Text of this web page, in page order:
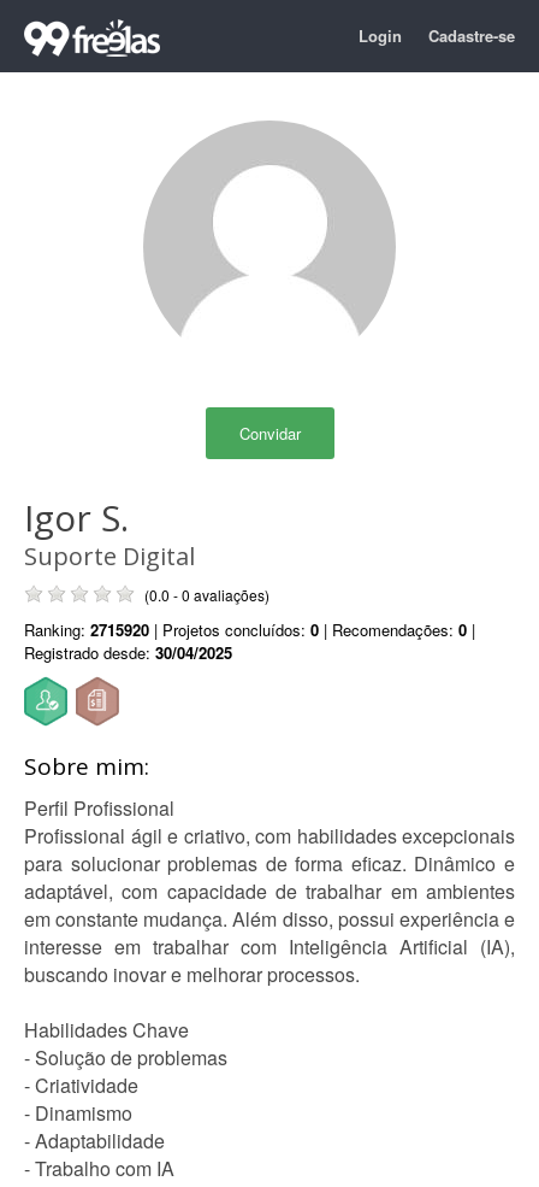
Login Cadastre-se
Convidar
Igor S.
Suporte Digital
(0.0 - 0 avaliações)
Ranking: 2715920 | Projetos concluídos: 0 | Recomendações: 0 |
Registrado desde: 30/04/2025
Sobre mim:
Perfil Profissional
Profissional ágil e criativo, com habilidades excepcionais
para solucionar problemas de forma eficaz. Dinâmico e
adaptável, com capacidade de trabalhar em ambientes
em constante mudança. Além disso, possui experiência e
interesse em trabalhar com Inteligência Artificial (IA),
buscando inovar e melhorar processos.
Habilidades Chave
- Solução de problemas
- Criatividade
- Dinamismo
- Adaptabilidade
- Trabalho com IA